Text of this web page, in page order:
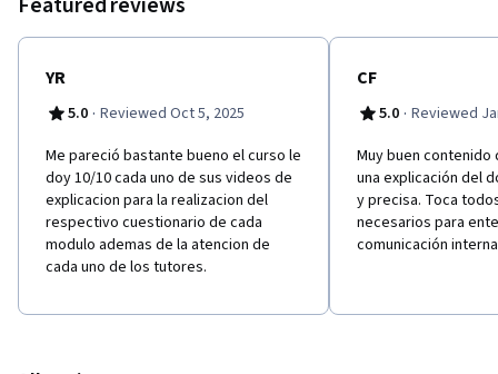
YR
5.0 · Reviewed Oct 5, 2025
Me pareció bastante bueno el curso le
doy 10/10 cada uno de sus videos de
explicacion para la realizacion del
respectivo cuestionario de cada
modulo ademas de la atencion de
cada uno de los tutores.
CF
5.0 · Reviewed
Muy buen contenido
una explicación del
y precisa. Toca
necesarios para
comunicación